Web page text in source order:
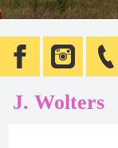
J. Wolters